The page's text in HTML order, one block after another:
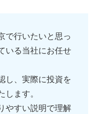
で行いたいと思っ
いる当社にお任せ
し、実際に投資を
ます。
やすい説明で理解